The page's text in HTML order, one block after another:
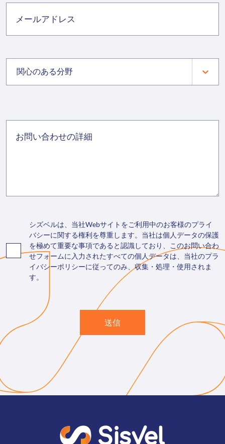
関心のある分野
シズベルは、当社Webサイトをご利用中のお客様のプライ
バシーに関する権利を尊重します。当社は個人データの保護
を極めて重要な事項であると認識しており、このお問い合わ
せフォームに入力されたすべての個人データは、当社のプラ
イバシーポリシーに従ってのみ、収集・処理・使用されま
す。
送信